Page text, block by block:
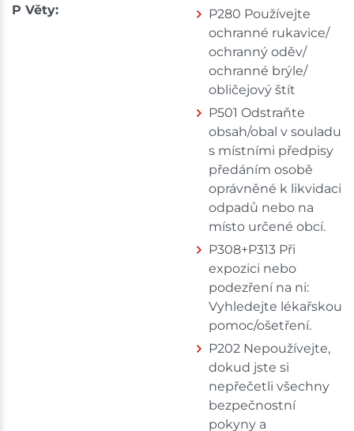
P Věty:
P280 Používejte
ochranné rukavice/
ochranný oděv/
ochranné brýle/
obličejový štít
P501 Odstraňte
obsah/obal v souladu
s místními předpisy
předáním osobě
oprávněné k likvidaci
odpadů nebo na
místo určené obcí.
P308+P313 Při
expozici nebo
podezření na ni:
Vyhledejte lékařskou
pomoc/ošetření.
P202 Nepoužívejte,
dokud jste si
nepřečetli všechny
bezpečnostní
pokyny a